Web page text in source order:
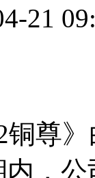
21
尊》
，